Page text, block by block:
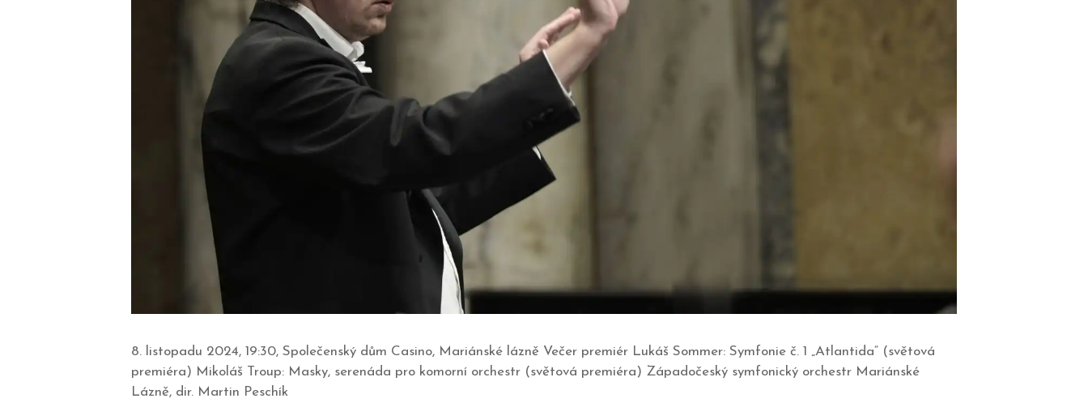
8. listopadu 2024, 19:30, Společenský dům Casino, Mariánské lázně Večer premiér Lukáš Sommer: Symfonie č. 1 „Atlantida“ (světová
premiéra) Mikoláš Troup: Masky, serenáda pro komorní orchestr (světová premiéra) Západočeský symfonický orchestr Mariánské
Lázně, dir. Martin Peschík